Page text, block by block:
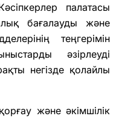
палатасы
бағалауды және
теңгерімін
әзірлеуді
негізде қолайлы
және әкімшілік